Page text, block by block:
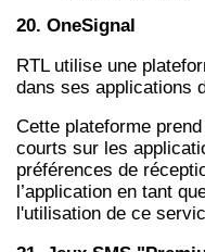
20. OneSignal
RTL utilise une
dans ses applications
Cette plateforme
courts sur les
préférences de
l’application en tant
l'utilisation de ce